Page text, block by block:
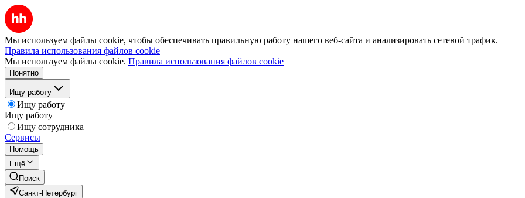
Мы используем файлы cookie, чтобы обеспечивать правильную работу нашего веб-сайта и анализировать сетевой трафик.
Правила использования файлов cookie
Мы используем файлы cookie. Правила использования файлов cookie
Понятно
Ищу работу
Ищу работу
Ищу работу
Ищу сотрудника
Сервисы
Помощь
Ещё
Поиск
Санкт-Петербург